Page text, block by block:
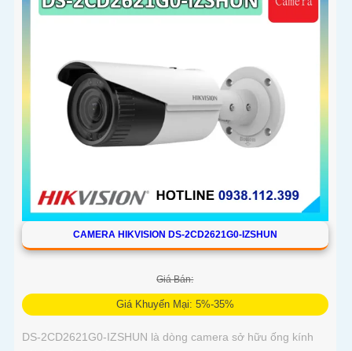
CAMERA HIKVISION DS-2CD2621G0-IZSHUN
Giá Bán:
Giá Khuyến Mại: 5%-35%
DS-2CD2621G0-IZSHUN là dòng camera sở hữu ống kính